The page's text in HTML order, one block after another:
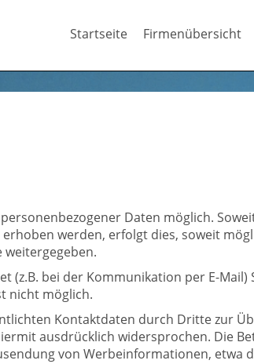
Startseite Firmenübersicht
Daten möglich.
werden, erfolgt dies, soweit
bei der Kommunikation per E-Mail)
nicht möglich.
Kontaktdaten durch Dritte zur
ausdrücklich widersprochen. Die
von Werbeinformationen, etwa